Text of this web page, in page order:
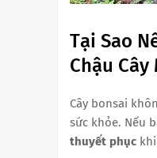
Tại Sao
Chậu
Cây bonsai
sức khỏe. Nếu
thuyết phục